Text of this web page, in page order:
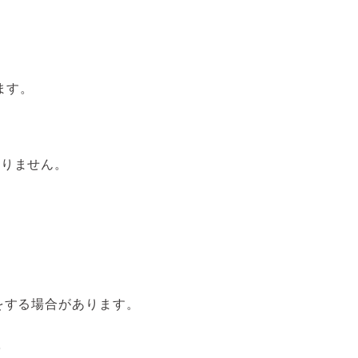
。
ません。
る場合があります。